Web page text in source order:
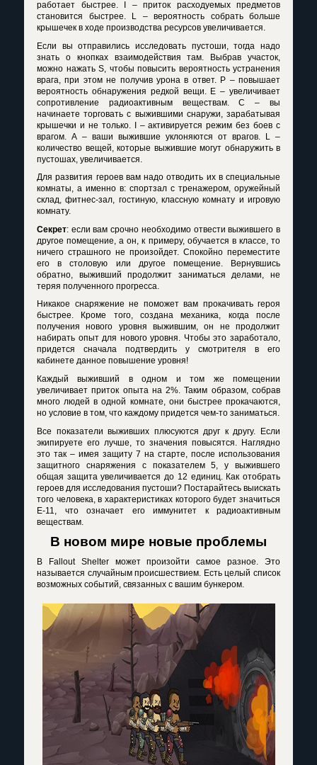
работает быстрее.
– приток расходуемых предметов
становится быстрее.
L – вероятность собрать больше
крышечек в ходе производства ресурсов увеличивается.
Если вы отправились исследовать пустоши, тогда надо
знать о кнопках взаимодействия там. Выбрав участок,
можно нажать S , чтобы повысить вероятность устранения
врага, при этом не получив урона в ответ. P – повышает
вероятность обнаружения редкой вещи. E – увеличивает
сопротивление радиоактивным веществам. С – вы
начинаете торговать с выжившими снаружи, зарабатывая
крышечки и не только. I– активируется режим без боев с
врагом. A – ваши выжившие уклоняются от врагов. L
–
количество вещей, которые выжившие могут обнаружить в
пустошах, увеличивается.
Для развития героев вам надо отводить их в специальные
комнаты, а именно в: спортзал с тренажером, оружейный
склад, фитнес-зал, гостиную, классную комнату и игровую
комнату.
Секрет: если вам срочно необходимо отвести выжившего в
другое помещение, а он, к примеру, обучается в классе, то
ничего страшного не произойдет. Спокойно переместите
его в столовую или другое помещение. Вернувшись
обратно, выживший продолжит заниматься делами, не
теряя полученного прогресса.
Никакое снаряжение не поможет вам прокачивать героя
быстрее. Кроме того, создана механика, когда после
получения нового уровня выжившим, он не продолжит
набирать опыт для нового уровня. Чтобы это заработало,
придется сначала подтвердить у смотрителя в его
кабинете данное повышение уровня!
Каждый выживший в одном и том же помещении
увеличивает приток опыта на 2%. Таким образом, собрав
много людей в одной комнате, они быстрее прокачаются,
но условие в том, что каждому придется чем-то заниматься.
Все показатели выживших плюсуются друг к другу. Если
экипируете его лучше, то значения повысятся. Наглядно
это так – имея защиту 7 на старте, после использования
защитного снаряжения с показателем 5, у выжившего
общая защита увеличивается до 12 единиц. Как отобрать
героев для исследования пустоши? Постарайтесь выискать
того человека, в характеристиках которого будет значиться
E-11, что означает его иммунитет к радиоактивным
веществам.
В новом мире новые проблемы
В Fallout Shelter
может произойти самое разное. Это
называется случайным происшествием. Есть целый список
возможных событий, связанных с вашим бункером.